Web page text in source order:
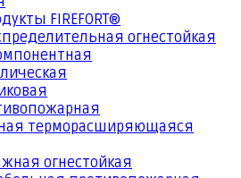
FIREFORT®
огнестойкая
терморасширяющаяся
огнестойкая